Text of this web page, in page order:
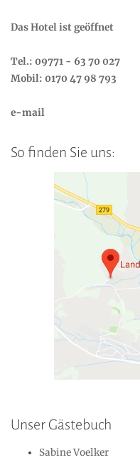
Das Hotel ist geöffnet
Tel.: 09771 - 63 70 027
Mobil: 0170 47 98 793
e-mail
So finden Sie uns:
Unser Gästebuch
Sabine Voelker